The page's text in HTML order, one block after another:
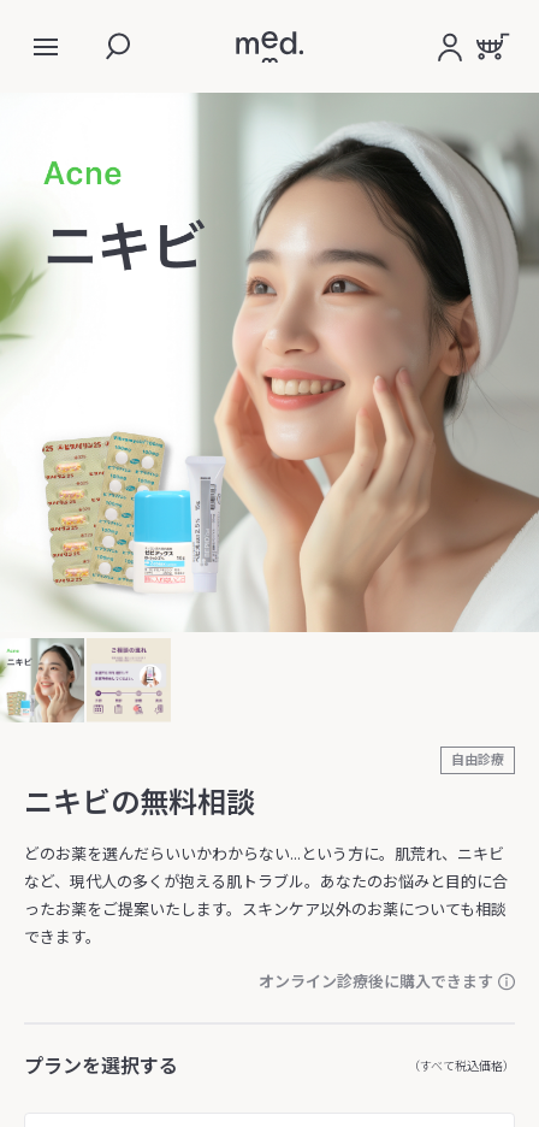
自由診療
ニキビの無料相談
どのお薬を選んだらいいかわからない...という方に。肌荒れ、ニキビ
など、現代人の多くが抱える肌トラブル。あなたのお悩みと目的に合
ったお薬をご提案いたします。スキンケア以外のお薬についても相談
できます。
オンライン診療後に購入できます
プランを選択する （すべて税込価格）